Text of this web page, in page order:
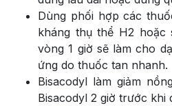
Dùng phối hợp các
kháng thụ thể H2 hoặc
vòng 1 giờ sẽ làm cho
ứng do thuốc tan nhanh.
Bisacodyl làm giảm
Bisacodyl 2 giờ trước khi